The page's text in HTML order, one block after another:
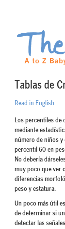
Tablas de
Read in English
Los percentiles de
mediante
número de niños y
percentil 60 en
No debería
muy poco que ver
diferencias
peso y estatura.
Un poco más útil
de determinar si
detectar las